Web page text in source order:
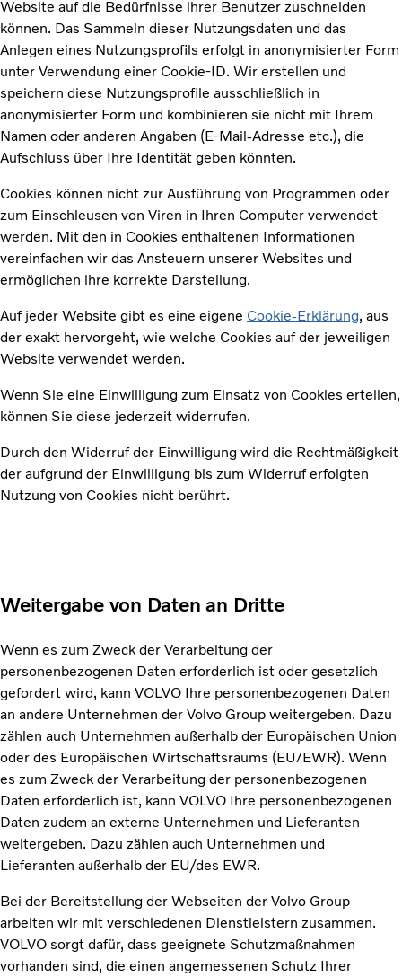
Website auf die Bedürfnisse ihrer Benutzer zuschneiden
können. Das Sammeln dieser Nutzungsdaten und das
Anlegen eines Nutzungsprofils erfolgt in anonymisierter Form
unter Verwendung einer Cookie-ID. Wir erstellen und
speichern diese Nutzungsprofile ausschließlich in
anonymisierter Form und kombinieren sie nicht mit Ihrem
Namen oder anderen Angaben (E-Mail-Adresse etc.), die
Aufschluss über Ihre Identität geben könnten.
Cookies können nicht zur Ausführung von Programmen oder
zum Einschleusen von Viren in Ihren Computer verwendet
werden. Mit den in Cookies enthaltenen Informationen
vereinfachen wir das Ansteuern unserer Websites und
ermöglichen ihre korrekte Darstellung.
Auf jeder Website gibt es eine eigene Cookie-Erklärung, aus
der exakt hervorgeht, wie welche Cookies auf der jeweiligen
Website verwendet werden.
Wenn Sie eine Einwilligung zum Einsatz von Cookies erteilen,
können Sie diese jederzeit widerrufen.
Durch den Widerruf der Einwilligung wird die Rechtmäßigkeit
der aufgrund der Einwilligung bis zum Widerruf erfolgten
Nutzung von Cookies nicht berührt.
Weitergabe von Daten an Dritte
Wenn es zum Zweck der Verarbeitung der
personenbezogenen Daten erforderlich ist oder gesetzlich
gefordert wird, kann VOLVO Ihre personenbezogenen Daten
an andere Unternehmen der Volvo Group weitergeben. Dazu
zählen auch Unternehmen außerhalb der Europäischen Union
oder des Europäischen Wirtschaftsraums (EU/EWR). Wenn
es zum Zweck der Verarbeitung der personenbezogenen
Daten erforderlich ist, kann VOLVO Ihre personenbezogenen
Daten zudem an externe Unternehmen und Lieferanten
weitergeben. Dazu zählen auch Unternehmen und
Lieferanten außerhalb der EU/des EWR.
Bei der Bereitstellung der Webseiten der Volvo Group
arbeiten wir mit verschiedenen Dienstleistern zusammen.
VOLVO sorgt dafür, dass geeignete Schutzmaßnahmen
vorhanden sind, die einen angemessenen Schutz Ihrer